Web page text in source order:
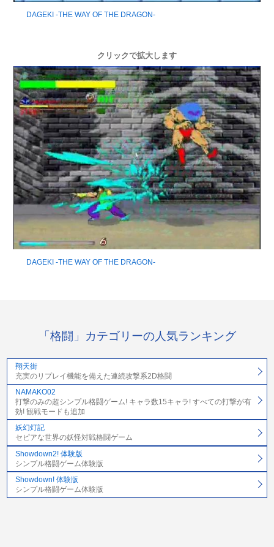
DAGEKI -THE WAY OF THE DRAGON-
クリックで拡大します
DAGEKI -THE WAY OF THE DRAGON-
「格闘」カテゴリーの人気ランキング
翔天街
充実のリプレイ機能を備えた連続攻撃系2D格闘
NAMAKO02
打撃のみの超シンプル格闘ゲーム! キャラ数15キャラ! すべての打撃が有
効! 観戦モードも追加
妖幻灯記
セピアな世界の妖怪対戦格闘ゲーム
Showdown2! 体験版
シンプル格闘ゲーム体験版
Showdown! 体験版
シンプル格闘ゲーム体験版